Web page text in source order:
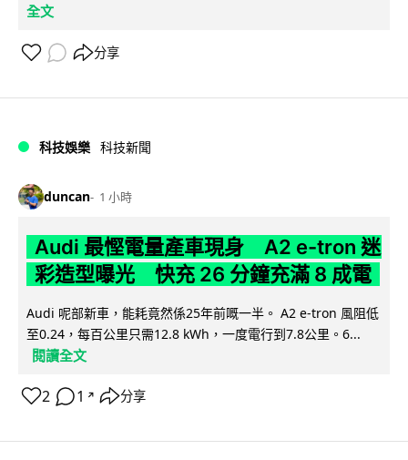
全文
分享
科技娛樂 科技新聞
duncan 1 小時
Audi 最慳電量產車現身 A2 e-tron 迷
彩造型曝光 快充 26 分鐘充滿 8 成電
Audi 呢部新車，能耗竟然係25年前嘅一半。 A2 e-tron 風阻低
至0.24，每百公里只需12.8 kWh，一度電行到7.8公里。6...
閱讀全文
2 1 ↗ 分享